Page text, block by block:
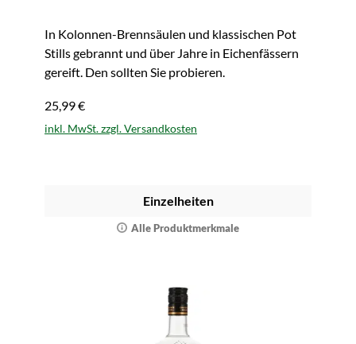
In Kolonnen-Brennsäulen und klassischen Pot
Stills gebrannt und über Jahre in Eichenfässern
gereift. Den sollten Sie probieren.
25,99 €
inkl. MwSt. zzgl. Versandkosten
Einzelheiten
Alle Produktmerkmale